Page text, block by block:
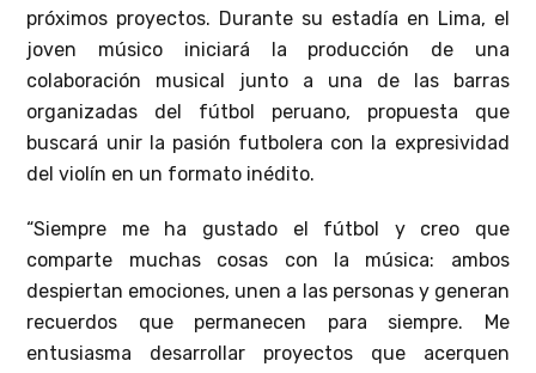
próximos proyectos. Durante su estadía en Lima, el
joven músico iniciará la producción de una
colaboración musical junto a una de las barras
organizadas del fútbol peruano, propuesta que
buscará unir la pasión futbolera con la expresividad
del violín en un formato inédito.
“Siempre me ha gustado el fútbol y creo que
comparte muchas cosas con la música: ambos
despiertan emociones, unen a las personas y generan
recuerdos que permanecen para siempre. Me
entusiasma desarrollar proyectos que acerquen